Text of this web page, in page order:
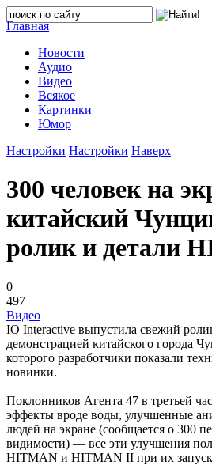
Главная
Новости
Аудио
Видео
Всякое
Картинки
Юмор
Настройки Настройки Наверх
300 человек на
китайский
ролик и детали
0
497
Видео
IO Interactive выпустила свежий
демонстрацией китайского города
которого разработчики показали
новинки.
Поклонников Агента 47 в третьей
эффекты вроде воды, улучшенные
людей на экране (сообщается о 300
видимости) — все эти улучшения
HITMAN и HITMAN II при их